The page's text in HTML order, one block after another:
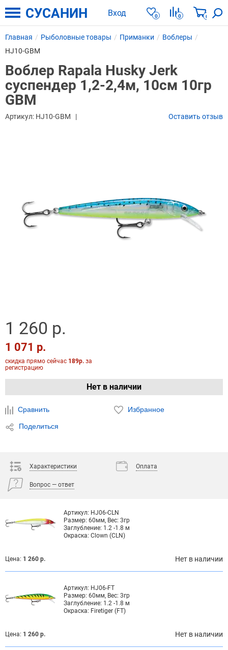
Вход 0 0 0
СУСАНИН
Главная Рыболовные товары Приманки
Воблеры
HJ10-GBM
Воблер Rapala Husky Jerk
суспендер 1,2-2,4м, 10см 10гр
GBM
Артикул: HJ10-GBM Оставить отзыв
1 260 р.
1 071 р.
скидка прямо сейчас 189р. за
регистрацию
Нет в наличии
Сравнить Избранное
Поделиться
Характеристики Оплата
Вопрос — ответ
Артикул: HJ06-CLN
Размер: 60мм, Вес: 3гр
Заглубление: 1.2 -1.8 м
Окраска: Clown (CLN)
Цена: 1 260 р. Нет в наличии
Артикул: HJ06-FT
Размер: 60мм, Вес: 3гр
Заглубление: 1.2 -1.8 м
Окраска: Firetiger (FT)
Цена: 1 260 р. Нет в наличии